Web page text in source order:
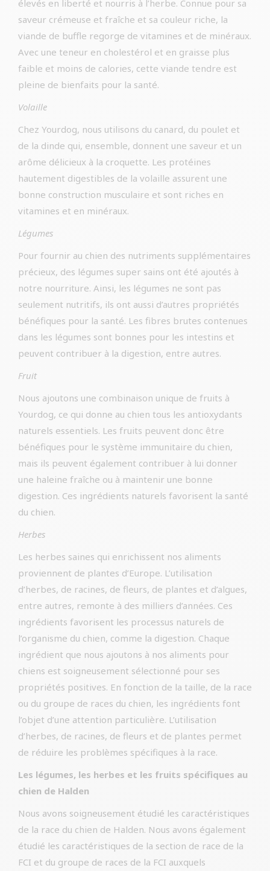
élevés en liberté et nourris à l’herbe. Connue pour sa
saveur crémeuse et fraîche et sa couleur riche, la
viande de buffle regorge de vitamines et de minéraux.
Avec une teneur en cholestérol et en graisse plus
faible et moins de calories, cette viande tendre est
pleine de bienfaits pour la santé.
Volaille
Chez Yourdog, nous utilisons du canard, du poulet et
de la dinde qui, ensemble, donnent une saveur et un
arôme délicieux à la croquette. Les protéines
hautement digestibles de la volaille assurent une
bonne construction musculaire et sont riches en
vitamines et en minéraux.
Légumes
Pour fournir au chien des nutriments supplémentaires
précieux, des légumes super sains ont été ajoutés à
notre nourriture. Ainsi, les légumes ne sont pas
seulement nutritifs, ils ont aussi d’autres propriétés
bénéfiques pour la santé. Les fibres brutes contenues
dans les légumes sont bonnes pour les intestins et
peuvent contribuer à la digestion, entre autres.
Fruit
Nous ajoutons une combinaison unique de fruits à
Yourdog, ce qui donne au chien tous les antioxydants
naturels essentiels. Les fruits peuvent donc être
bénéfiques pour le système immunitaire du chien,
mais ils peuvent également contribuer à lui donner
une haleine fraîche ou à maintenir une bonne
digestion. Ces ingrédients naturels favorisent la santé
du chien.
Herbes
Les herbes saines qui enrichissent nos aliments
proviennent de plantes d’Europe. L’utilisation
d’herbes, de racines, de fleurs, de plantes et d’algues,
entre autres, remonte à des milliers d’années. Ces
ingrédients favorisent les processus naturels de
l’organisme du chien, comme la digestion. Chaque
ingrédient que nous ajoutons à nos aliments pour
chiens est soigneusement sélectionné pour ses
propriétés positives. En fonction de la taille, de la race
ou du groupe de races du chien, les ingrédients font
l’objet d’une attention particulière. L’utilisation
d’herbes, de racines, de fleurs et de plantes permet
de réduire les problèmes spécifiques à la race.
Les légumes, les herbes et les fruits spécifiques au
chien de Halden
Nous avons soigneusement étudié les caractéristiques
de la race du chien de Halden. Nous avons également
étudié les caractéristiques de la section de race de la
FCI et du groupe de races de la FCI auxquels